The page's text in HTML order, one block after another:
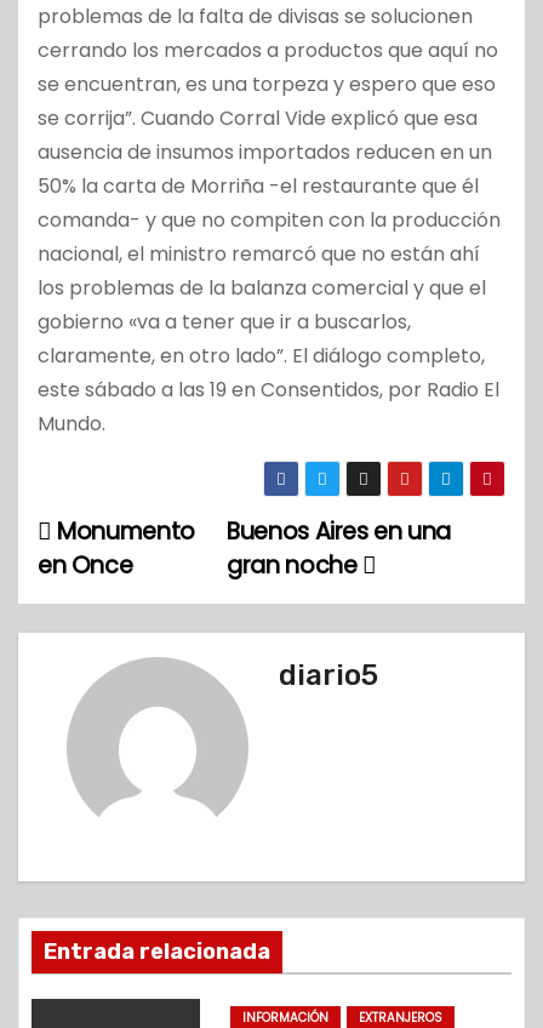
problemas de la falta de divisas se solucionen
cerrando los mercados a productos que aquí no
se encuentran, es una torpeza y espero que eso
se corrija”. Cuando Corral Vide explicó que esa
ausencia de insumos importados reducen en un
50% la carta de Morriña -el restaurante que él
comanda- y que no compiten con la producción
nacional, el ministro remarcó que no están ahí
los problemas de la balanza comercial y que el
gobierno «va a tener que ir a buscarlos,
claramente, en otro lado”. El diálogo completo,
este sábado a las 19 en Consentidos, por Radio El
Mundo.
N
v
i
ó
n
Buenos Aires en una
gran noche
Monumento
en Once
diario5
Entrada relacionada
INFORMACIÓN EXTRANJEROS